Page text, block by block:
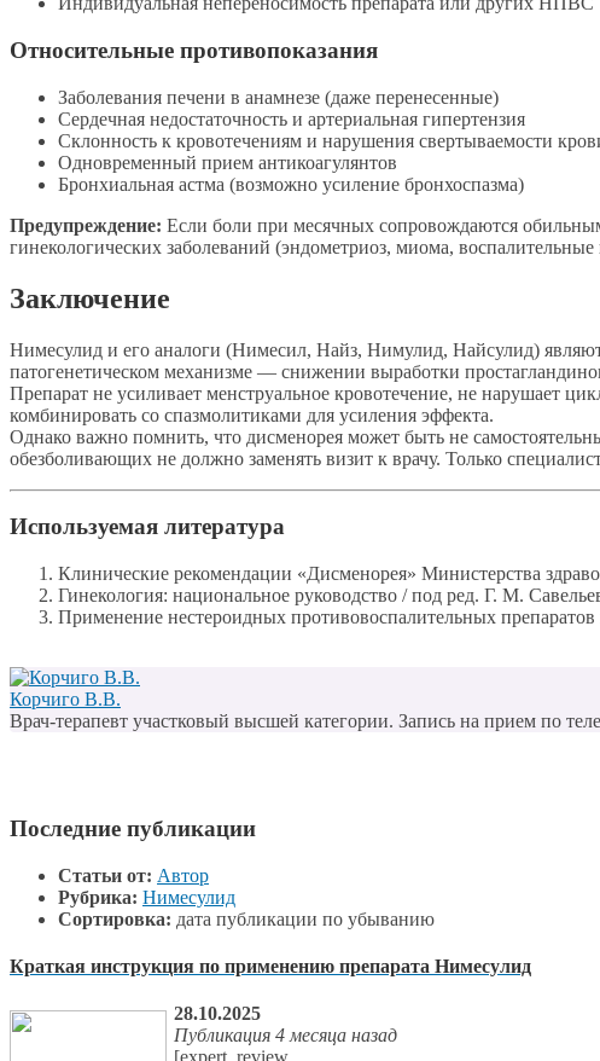
Относительные противопоказания
Заболевания печени в анамнезе (даже перенесенные)
Сердечная недостаточность и артериальная гипертензия
Склонность к кровотечениям и нарушения свертываемости
Одновременный прием антикоагулянтов
Бронхиальная астма (возможно усиление бронхоспазма)
Предупреждение: Если боли при месячных сопровождаются
гинекологических заболеваний (эндометриоз, миома,
Заключение
Нимесулид и его аналоги (Нимесил, Найз, Нимулид, Найсулид)
патогенетическом механизме — снижении выработки
Препарат не усиливает менструальное кровотечение, не нарушает
комбинировать со спазмолитиками для усиления эффекта.
Однако важно помнить, что дисменорея может быть не
обезболивающих не должно заменять визит к врачу. Только
Используемая литература
Клинические рекомендации «Дисменорея» Министерства
Гинекология: национальное руководство / под ред. Г. М.
Применение нестероидных противовоспалительных
Корчиго В.В.
Врач-терапевт участковый высшей категории. Запись на прием по
Последние публикации
Статьи от: Автор
Рубрика: Нимесулид
Сортировка: дата публикации по убыванию
Краткая инструкция по применению препарата Нимесулид
28.10.2025
Публикация 4 месяца назад
[expert_review...